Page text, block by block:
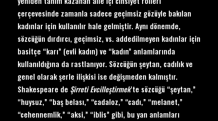
çerçevesinde zamanla sadece geçimsiz gözüyle bakılan
kadınlar için kullanılır hale gelmiştir. Aynı dönemde,
sözcüğün dırdırcı, geçimsiz, vs. addedilmeyen kadınlar için
basitçe “karı” (evli kadın) ve “kadın” anlamlarında
kullanıldığına da rastlanıyor. Sözcüğün şeytan, cadılık ve
genel olarak şerle ilişkisi ise değişmeden kalmıştır.
Shakespeare de Şirreti Evcilleştirmek’te sözcüğü “şeytan,”
“huysuz,” “baş belası,” “cadaloz,” “cadı,” “melanet,”
“cehennemlik,” “aksi,” “iblis” gibi, bu yan anlamları